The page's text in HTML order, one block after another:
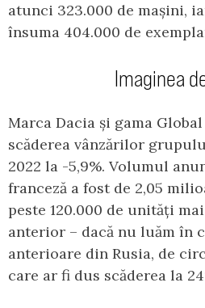
atunci 323.000 de mașini,
însuma 404.000 de
Imaginea
Marca Dacia și gama
scăderea vânzărilor
2022 la -5,9%. Volumul
franceză a fost de 2,05
peste 120.000 de unități
anterior – dacă nu luăm în
anterioare din Rusia, de
care ar fi dus scăderea la